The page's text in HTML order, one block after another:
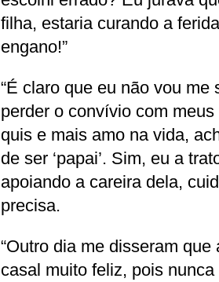
filha, estaria curando a
engano!”
“É claro que eu não vou me
perder o convívio com
quis e mais amo na vida,
de ser ‘papai’. Sim, eu a
apoiando a careira dela,
precisa.
“Outro dia me disseram
casal muito feliz, pois